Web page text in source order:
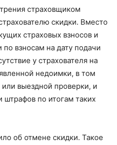
страховщиком
скидки. Вместо
страховых взносов и
по взносам на дату подачи
у страхователя на
недоимки, в том
выездной проверки, и
по итогам таких
об отмене скидки. Такое